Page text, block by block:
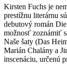
Kirsten Fuchs je
prestížnu literárnu
debutový román
možnosť zoznámiť
Naše šaty (Das
Marián Chalány a
inscenáciu, určenú